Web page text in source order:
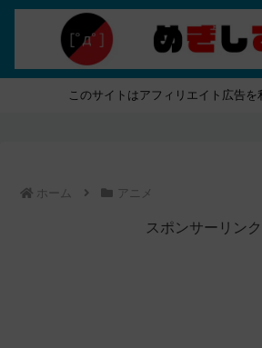
このサイトはアフィリエイト広告を
ホーム アニメ
スポンサーリンク